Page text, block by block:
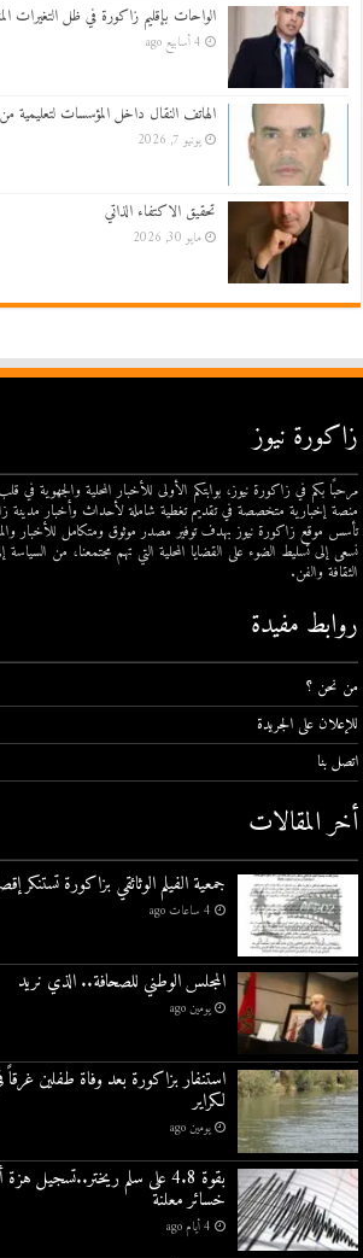
الواحات بإقليم زاكورة في ظل التغيرات
4 أسابيع ago
الهاتف النقال داخل المؤسسات لتعليمية من
يونيو 7, 2026
تحقيق الاكتفاء الذاتي
مايو 30, 2026
زاكورة نيوز
مرحبًا بكم في زاكورة نيوز، بوابتكم الأولى للأخبار المحلية والجهوية في
منصة إخبارية متخصصة في تقديم تغطية شاملة لأحداث وأخبار مدينة
تأسس موقع زاكورة نيوز بهدف توفير مصدر موثوق ومتكامل للأخبار
نسعى إلى تسليط الضوء على القضايا المحلية التي تهم مجتمعنا، من السياسة
الثقافة والفن.
روابط مفيدة
من نحن ؟
للإعلان على الجريدة
اتصل بنا
أخر المقالات
جمعية الفيلم الوثائقي بزاكورة تستنكر
4 ساعات ago
المجلس الوطني للصحافة.. الذي نريد
يومين ago
استنفار بزاكورة بعد وفاة طفلين
لكراير
يومين ago
بقوة 4.8 على سلم ريختر..تسجيل
خسائر معلنة
4 أيام ago